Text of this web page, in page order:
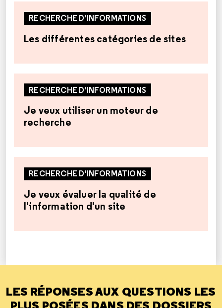
RECHERCHE D'INFORMATIONS
Les différentes catégories de sites
RECHERCHE D'INFORMATIONS
Je veux utiliser un moteur de
recherche
RECHERCHE D'INFORMATIONS
Je veux évaluer la qualité de
l'information d'un site
LES RÉPONSES AUX QUESTIONS LES